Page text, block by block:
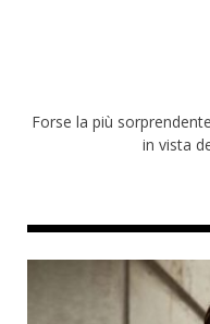
Forse la più
in vista